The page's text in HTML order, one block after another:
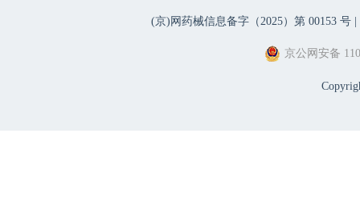
(京)网药械信息备字（2025）第 00153 号 |
京公网安备